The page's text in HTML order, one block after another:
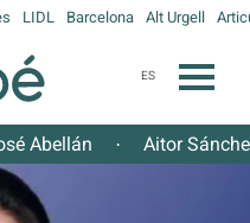
LIDL Barcelona Alt Urgell
ES
Abellán · Aitor